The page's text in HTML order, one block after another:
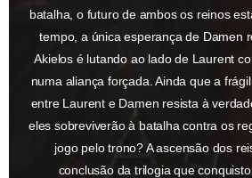
batalha, o futuro de ambos os reinos
tempo, a única esperança de Damen
Akielos é lutando ao lado de Laurent
numa aliança forçada. Ainda que a
entre Laurent e Damen resista à
eles sobreviverão à batalha contra os
jogo pelo trono? A ascensão dos
conclusão da trilogia que